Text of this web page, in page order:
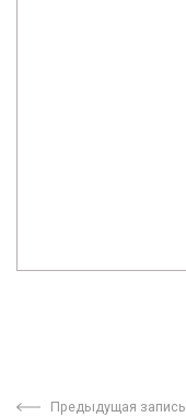
Предыдущая запись